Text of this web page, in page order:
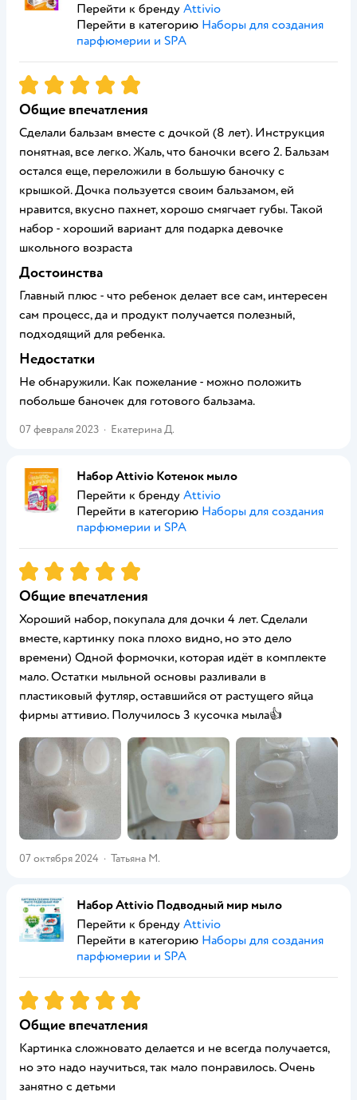
Перейти к бренду Attivio
Перейти в категорию Наборы для создания
парфюмерии и SPA
Рейтинг:5
Общие впечатления
Сделали бальзам вместе с дочкой (8 лет). Инструкция
понятная, все легко. Жаль, что баночки всего 2. Бальзам
остался еще, переложили в большую баночку с
крышкой. Дочка пользуется своим бальзамом, ей
нравится, вкусно пахнет, хорошо смягчает губы. Такой
набор - хороший вариант для подарка девочке
школьного возраста
Достоинства
Главный плюс - что ребенок делает все сам, интересен
сам процесс, да и продукт получается полезный,
подходящий для ребенка.
Недостатки
Не обнаружили. Как пожелание - можно положить
побольше баночек для готового бальзама.
07 февраля 2023 · Екатерина Д.
Набор Attivio Котенок мыло
Перейти к бренду Attivio
Перейти в категорию Наборы для создания
парфюмерии и SPA
Рейтинг:5
Общие впечатления
Хороший набор, покупала для дочки 4 лет. Сделали
вместе, картинку пока плохо видно, но это дело
времени) Одной формочки, которая идёт в комплекте
мало. Остатки мыльной основы разливали в
пластиковый футляр, оставшийся от растущего яйца
фирмы аттивио. Получилось 3 кусочка мыла👍
07 октября 2024 · Татьяна М.
Набор Attivio Подводный мир мыло
Перейти к бренду Attivio
Перейти в категорию Наборы для создания
парфюмерии и SPA
Рейтинг:5
Общие впечатления
Картинка сложновато делается и не всегда получается,
но это надо научиться, так мало понравилось. Очень
занятно с детьми